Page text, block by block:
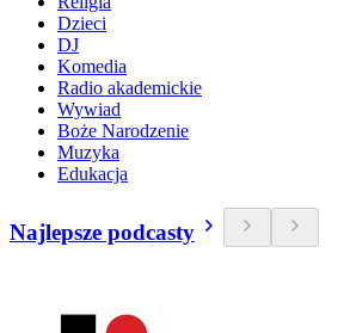
Dzieci
DJ
Komedia
Radio akademickie
Wywiad
Boże Narodzenie
Muzyka
Edukacja
Najlepsze podcasty